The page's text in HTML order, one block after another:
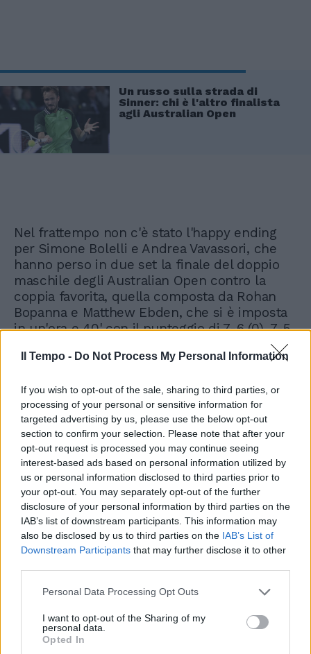
Il Tempo - Do Not Process My Personal Information
If you wish to opt-out of the sale, sharing to third parties, or
processing of your personal or sensitive information for
targeted advertising by us, please use the below opt-out
section to confirm your selection. Please note that after your
opt-out request is processed you may continue seeing
interest-based ads based on personal information utilized by
us or personal information disclosed to third parties prior to
your opt-out. You may separately opt-out of the further
disclosure of your personal information by third parties on the
IAB’s list of downstream participants. This information may
also be disclosed by us to third parties on the IAB’s List of
Downstream Participants that may further disclose it to other
Personal Data Processing Opt Outs
I want to opt-out of the Sharing of my
personal data.
Opted In
Un russo sulla strada di
Sinner: chi è l'altro finalista
agli Australian Open
Nel frattempo non c'è stato l'happy ending
per Simone Bolelli e Andrea Vavassori, che
hanno perso in due set la finale del doppio
maschile degli Australian Open contro la
coppia favorita, quella composta da Rohan
Bopanna e Matthew Ebden, che si è imposta
in un'ora e 40' con il punteggio di 7-6 (0), 7-5.
Per la leggenda indiana 43enne, che dalla
prossima settimana salirà al numero 1 del
trionfo Slam in carriera. E’ stata la maggiore
esperienza della coppia avversaria a fare la
differenza nel momento in cui i punti
contavano e pesavano di più. L'amarezza e la
delusione per la sconfitta non cancella però
l'ottimo cammino della coppia azzurra, che
adesso guarda con fiducia ai prossimi
impegni. "E' l’inizio di un percorso e partire
meglio di così era difficile. Il 2024 lo abbiamo
preparato bene, e questa è la partenza che
tutti speravamo anche perché ci cambia la
programmazione e potremo fare tutti i
Vavassori - Abbiamo obiettivi grandi, il sogno
Olimpiade e come abbiamo già detto, le
Finals di Torino a fine anno”. L'inizio fa ben
sperare.